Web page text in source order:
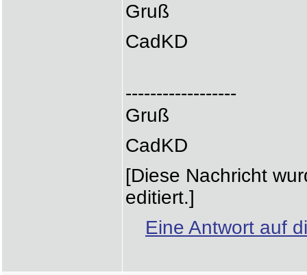
Gruß
CadKD
------------------
Gruß
CadKD
[Diese Nachricht
editiert.]
Eine Antwort auf